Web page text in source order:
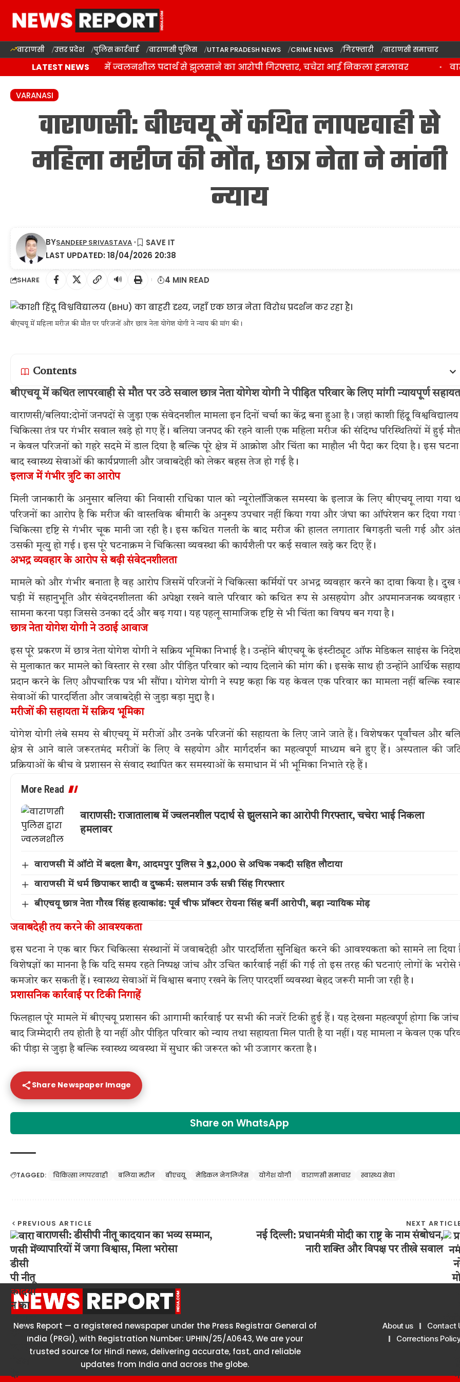
वाराणसी उत्तर प्रदेश पुलिस कार्रवाई वाराणसी पुलिस UTTAR PRADESH NEWS CRIME NEWS गिरफ्तारी वाराणसी समाचार
LATEST NEWS
वाराणसी: राजातालाब में ज्वलनशील पदार्थ से झुलसाने का आरोपी गिरफ्तार, चचेरा भाई निकला हमलावर
VARANASI
वाराणसी: बीएचयू में कथित लापरवाही से
महिला मरीज की मौत, छात्र नेता ने मांगी
न्याय
LAST UPDATED: 18/04/2026 20:38
BYSANDEEP SRIVASTAVA
SHARE 🔊 4 MIN READ
बीएचयू में महिला मरीज की मौत पर परिजनों और छात्र नेता योगेश योगी ने न्याय की मांग की।
Contents
बीएचयू में कथित लापरवाही से मौत पर उठे सवाल छात्र नेता योगेश योगी ने पीड़ित परिवार के लिए मांगी न्यायपूर्ण
वाराणसी/बलिया:दोनों जनपदों से जुड़ा एक संवेदनशील मामला इन दिनों चर्चा का केंद्र बना हुआ है। जहां काशी हिंदू
चिकित्सा तंत्र पर गंभीर सवाल खड़े हो गए हैं। बलिया जनपद की रहने वाली एक महिला मरीज की संदिग्ध परिस्थितियों में हुई
न केवल परिजनों को गहरे सदमे में डाल दिया है बल्कि पूरे क्षेत्र में आक्रोश और चिंता का माहौल भी पैदा कर दिया है। इस
बाद स्वास्थ्य सेवाओं की कार्यप्रणाली और जवाबदेही को लेकर बहस तेज हो गई है।
इलाज में गंभीर त्रुटि का आरोप
मिली जानकारी के अनुसार बलिया की निवासी राधिका पाल को न्यूरोलॉजिकल समस्या के इलाज के लिए बीएचयू लाया गया
परिजनों का आरोप है कि मरीज की वास्तविक बीमारी के अनुरूप उपचार नहीं किया गया और जंघा का ऑपरेशन कर दिया गया
चिकित्सा दृष्टि से गंभीर चूक मानी जा रही है। इस कथित गलती के बाद मरीज की हालत लगातार बिगड़ती चली गई और
उसकी मृत्यु हो गई। इस पूरे घटनाक्रम ने चिकित्सा व्यवस्था की कार्यशैली पर कई सवाल खड़े कर दिए हैं।
अभद्र व्यवहार के आरोप से बढ़ी संवेदनशीलता
मामले को और गंभीर बनाता है वह आरोप जिसमें परिजनों ने चिकित्सा कर्मियों पर अभद्र व्यवहार करने का दावा किया है। दुख
घड़ी में सहानुभूति और संवेदनशीलता की अपेक्षा रखने वाले परिवार को कथित रूप से असहयोग और अपमानजनक व्यवहार
सामना करना पड़ा जिससे उनका दर्द और बढ़ गया। यह पहलू सामाजिक दृष्टि से भी चिंता का विषय बन गया है।
छात्र नेता योगेश योगी ने उठाई आवाज
इस पूरे प्रकरण में छात्र नेता योगेश योगी ने सक्रिय भूमिका निभाई है। उन्होंने बीएचयू के इंस्टीट्यूट ऑफ मेडिकल साइंस के
से मुलाकात कर मामले को विस्तार से रखा और पीड़ित परिवार को न्याय दिलाने की मांग की। इसके साथ ही उन्होंने आर्थिक
प्रदान करने के लिए औपचारिक पत्र भी सौंपा। योगेश योगी ने स्पष्ट कहा कि यह केवल एक परिवार का मामला नहीं बल्कि
सेवाओं की पारदर्शिता और जवाबदेही से जुड़ा बड़ा मुद्दा है।
मरीजों की सहायता में सक्रिय भूमिका
योगेश योगी लंबे समय से बीएचयू में मरीजों और उनके परिजनों की सहायता के लिए जाने जाते हैं। विशेषकर पूर्वांचल और
क्षेत्र से आने वाले जरूरतमंद मरीजों के लिए वे सहयोग और मार्गदर्शन का महत्वपूर्ण माध्यम बने हुए हैं। अस्पताल की
प्रक्रियाओं के बीच वे प्रशासन से संवाद स्थापित कर समस्याओं के समाधान में भी भूमिका निभाते रहे हैं।
More Read
वाराणसी: राजातालाब में ज्वलनशील पदार्थ से झुलसाने का आरोपी गिरफ्तार, चचेरा भाई निकला
हमलावर
वाराणसी में ऑटो में बदला बैग, आदमपुर पुलिस ने ₹52,000 से अधिक नकदी सहित लौटाया
वाराणसी में धर्म छिपाकर शादी व दुष्कर्म: सलमान उर्फ सन्नी सिंह गिरफ्तार
बीएचयू छात्र नेता गौरव सिंह हत्याकांड: पूर्व चीफ प्रॉक्टर रोयना सिंह बनीं आरोपी, बड़ा न्यायिक मोड़
जवाबदेही तय करने की आवश्यकता
इस घटना ने एक बार फिर चिकित्सा संस्थानों में जवाबदेही और पारदर्शिता सुनिश्चित करने की आवश्यकता को सामने ला दिया
विशेषज्ञों का मानना है कि यदि समय रहते निष्पक्ष जांच और उचित कार्रवाई नहीं की गई तो इस तरह की घटनाएं लोगों के भरोसे
कमजोर कर सकती हैं। स्वास्थ्य सेवाओं में विश्वास बनाए रखने के लिए पारदर्शी व्यवस्था बेहद जरूरी मानी जा रही है।
प्रशासनिक कार्रवाई पर टिकी निगाहें
फिलहाल पूरे मामले में बीएचयू प्रशासन की आगामी कार्रवाई पर सभी की नजरें टिकी हुई हैं। यह देखना महत्वपूर्ण होगा कि
बाद जिम्मेदारी तय होती है या नहीं और पीड़ित परिवार को न्याय तथा सहायता मिल पाती है या नहीं। यह मामला न केवल एक
की पीड़ा से जुड़ा है बल्कि स्वास्थ्य व्यवस्था में सुधार की जरूरत को भी उजागर करता है।
Share Newspaper Image
Share on WhatsApp
TAGGED: चिकित्सा लापरवाही बलिया मरीज बीएचयू मेडिकल नेगलिजेंस योगेश योगी वाराणसी समाचार स्वास्थ्य सेवा
PREVIOUS ARTICLE
वाराणसी: डीसीपी नीतू कादयान का भव्य सम्मान,
व्यापारियों में जगा विश्वास, मिला भरोसा
NEXT
नई दिल्ली: प्रधानमंत्री मोदी का राष्ट्र के नाम संबोधन,
नारी शक्ति और विपक्ष पर तीखे सवाल
News Report — a registered newspaper under the Press Registrar General of
India (PRGI), with Registration Number: UPHIN/25/A0643, We are your
trusted source for Hindi news, delivering accurate, fast, and reliable
updates from India and across the globe.
About us Contact
Corrections